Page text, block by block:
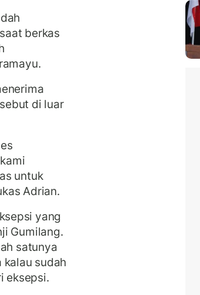
berkas
di luar
untuk
Adrian.
yang
Gumilang.
satunya
kalau sudah
eksepsi.